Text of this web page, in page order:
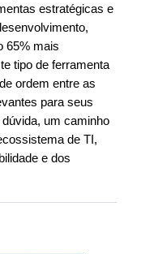
estratégicas e
65% mais
tipo de ferramenta
ordem entre as
para seus
um caminho
de TI,
e dos